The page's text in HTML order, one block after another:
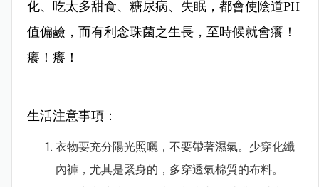
化、吃太多甜食、糖尿病、失眠，都會使陰道PH
值偏鹼，而有利念珠菌之生長，至時候就會癢！
癢！癢！
生活注意事項：
衣物要充分陽光照曬，不要帶著濕氣。少穿化纖
內褲，尤其是緊身的，多穿透氣棉質的布料。